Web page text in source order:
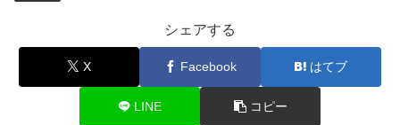
シェアする
X Facebook はてブ
LINE コピー